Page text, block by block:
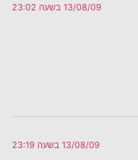
13/08/09 בשעה 23:02
13/08/09 בשעה 23:19